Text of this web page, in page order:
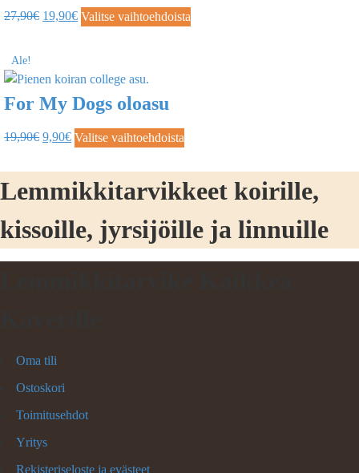
27,90€ 19,90€ Valitse vaihtoehdoista
Ale!
For My Dogs oloasu
19,90€ 9,90€ Valitse vaihtoehdoista
Lemmikkitarvikkeet koirille,
kissoille, jyrsijöille ja linnuille
Oma tili
Ostoskori
Toimitusehdot
Yritys
Rekisteriseloste ja evästeet